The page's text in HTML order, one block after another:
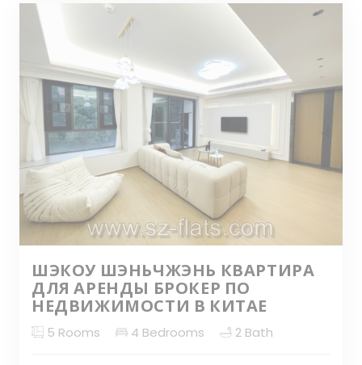
ШЭКОУ ШЭНЬЧЖЭНЬ КВАРТИРА
ДЛЯ АРЕНДЫ БРОКЕР ПО
НЕДВИЖИМОСТИ В КИТАЕ
5 Rooms 4 Bedrooms 2 Bath